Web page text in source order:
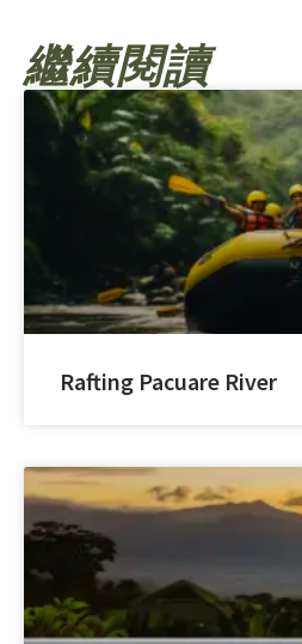
繼續閱讀
Rafting Pacuare River